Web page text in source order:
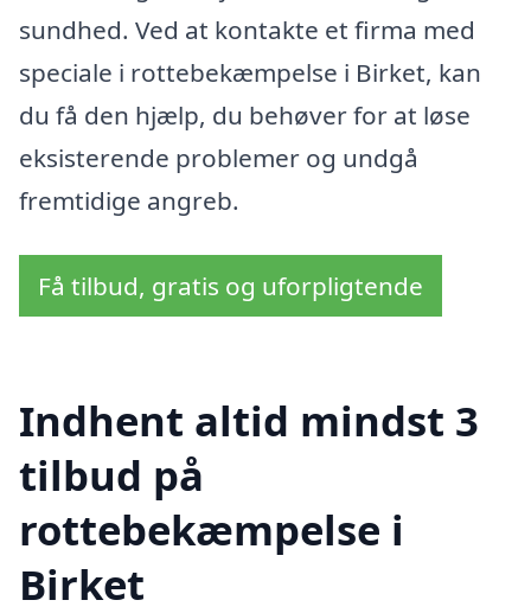
sundhed. Ved at kontakte et firma med
speciale i rottebekæmpelse i Birket, kan
du få den hjælp, du behøver for at løse
eksisterende problemer og undgå
fremtidige angreb.
Få tilbud, gratis og uforpligtende
Indhent altid mindst 3
tilbud på
rottebekæmpelse i
Birket